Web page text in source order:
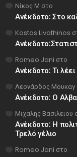
Νίκος Μ στο
Ανέκδοτο: Στο
Kostas Livathinos
Romeo Jani στο
Ανέκδοτο: Τι
Λεονάρδος Μουκαγ
Ανέκδοτο: Ο
Μιχαλης Βασιλειου
Ανέκδοτο: Η
Τρελό γέλιο
Romeo Jani στο